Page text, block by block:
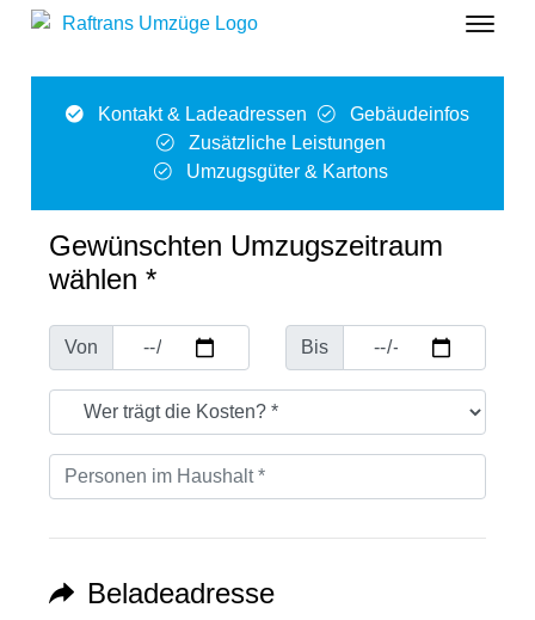
Kontakt & Ladeadressen
Gebäudeinfos
Zusätzliche Leistungen
Umzugsgüter & Kartons
Gewünschten Umzugszeitraum
wählen *
Von Bis
Beladeadresse